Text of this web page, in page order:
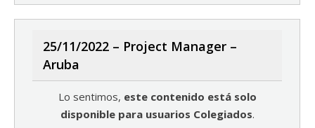
25/11/2022 – Project Manager –
Aruba
Lo sentimos, este contenido está solo
disponible para usuarios Colegiados.